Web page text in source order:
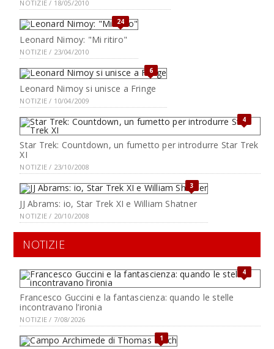
NOTIZIE / 18/05/2010
24
Leonard Nimoy: "Mi ritiro"
NOTIZIE / 23/04/2010
6
Leonard Nimoy si unisce a Fringe
NOTIZIE / 10/04/2009
4
Star Trek: Countdown, un fumetto per introdurre Star Trek
XI
NOTIZIE / 23/10/2008
3
JJ Abrams: io, Star Trek XI e William Shatner
NOTIZIE / 20/10/2008
NOTIZIE
4
Francesco Guccini e la fantascienza: quando le stelle
incontravano l’ironia
NOTIZIE / 7/08/2026
1